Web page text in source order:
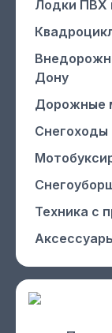
Лодки ПВХ
Дону
Дорожные
Снегоходы
Техника с